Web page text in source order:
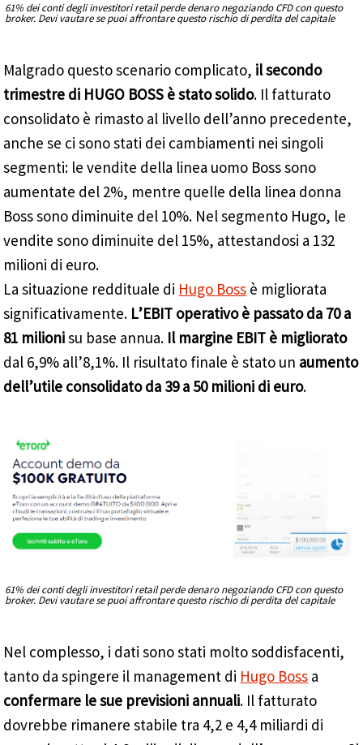
61% dei conti degli investitori retail perde denaro negoziando CFD con questo
broker. Devi vautare se puoi affrontare questo rischio di perdita del capitale
Malgrado questo scenario complicato, il secondo
trimestre di HUGO BOSS è stato solido. Il fatturato
consolidato è rimasto al livello dell’anno precedente,
anche se ci sono stati dei cambiamenti nei singoli
segmenti: le vendite della linea uomo Boss sono
aumentate del 2%, mentre quelle della linea donna
Boss sono diminuite del 10%. Nel segmento Hugo, le
vendite sono diminuite del 15%, attestandosi a 132
milioni di euro.
La situazione reddituale di Hugo Boss è migliorata
significativamente. L’EBIT operativo è passato da 70 a
81 milionisu base annua. Il margine EBIT è migliorato
dal 6,9% all’8,1%. Il risultato finale è stato un aumento
dell’utile consolidato da 39 a 50 milioni di euro.
61% dei conti degli investitori retail perde denaro negoziando CFD con questo
broker. Devi vautare se puoi affrontare questo rischio di perdita del capitale
Nel complesso, i dati sono stati molto soddisfacenti,
tanto da spingere il management di Hugo Boss a
confermare le sue previsioni annuali. Il fatturato
dovrebbe rimanere stabile tra 4,2 e 4,4 miliardi di